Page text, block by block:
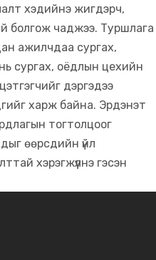
хэдийнэ жигдэрч,
болгож чаджээ. Туршлага
ажилчдаа сургах,
сургах, оёдлын цехийн
дэргэдээ
харж байна. Эрдэнэт
тогтолцоог
өөрсдийн үйл
хэрэгжүүлнэ гэсэн